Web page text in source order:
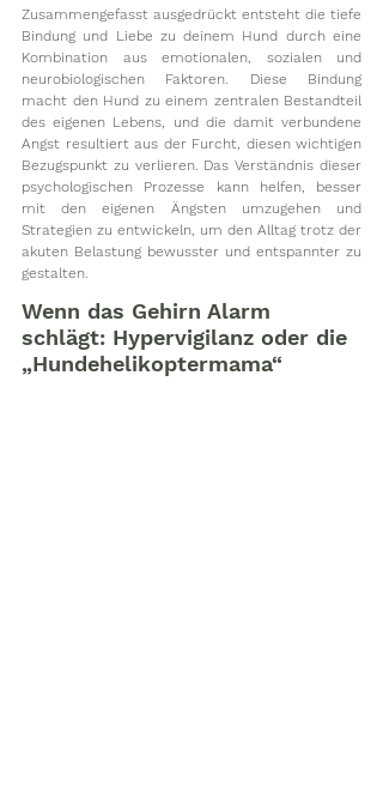
Zusammengefasst ausgedrückt entsteht die tiefe
Bindung und Liebe zu deinem Hund durch eine
Kombination aus emotionalen, sozialen und
neurobiologischen Faktoren. Diese Bindung
macht den Hund zu einem zentralen Bestandteil
des eigenen Lebens, und die damit verbundene
Angst resultiert aus der Furcht, diesen wichtigen
Bezugspunkt zu verlieren. Das Verständnis dieser
psychologischen Prozesse kann helfen, besser
mit den eigenen Ängsten umzugehen und
Strategien zu entwickeln, um den Alltag trotz der
akuten Belastung bewusster und entspannter zu
gestalten.
Wenn das Gehirn Alarm
schlägt: Hypervigilanz oder die
„Hundehelikoptermama“